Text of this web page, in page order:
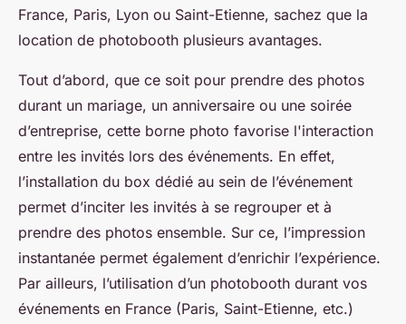
France, Paris, Lyon ou Saint-Etienne, sachez que la
location de photobooth plusieurs avantages.
Tout d’abord, que ce soit pour prendre des photos
durant un mariage, un anniversaire ou une soirée
d’entreprise, cette borne photo favorise l'interaction
entre les invités lors des événements. En effet,
l’installation du box dédié au sein de l’événement
permet d’inciter les invités à se regrouper et à
prendre des photos ensemble. Sur ce, l’impression
instantanée permet également d’enrichir l’expérience.
Par ailleurs, l’utilisation d’un photobooth durant vos
événements en France (Paris, Saint-Etienne, etc.)